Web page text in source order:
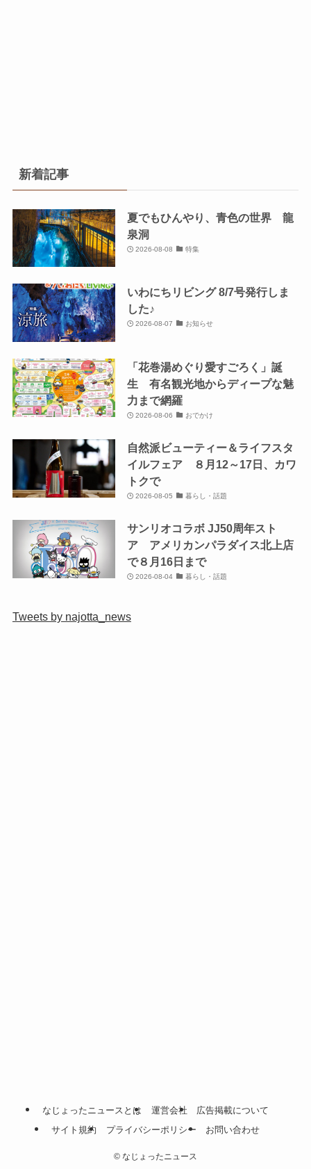
新着記事
夏でもひんやり、青色の世界 龍
泉洞
2026-08-08 特集
いわにちリビング 8/7号発行しま
した♪
2026-08-07 お知らせ
「花巻湯めぐり愛すごろく」誕
生 有名観光地からディープな魅
力まで網羅
2026-08-06 おでかけ
自然派ビューティー＆ライフスタ
イルフェア ８月12～17日、カワ
トクで
2026-08-05 暮らし・話題
サンリオコラボ JJ50周年スト
ア アメリカンパラダイス北上店
で８月16日まで
2026-08-04 暮らし・話題
Tweets by najotta_news
なじょったニュースとは 運営会社
広告掲載について
サイト規約
プライバシーポリシー お問い合わせ
© なじょったニュース